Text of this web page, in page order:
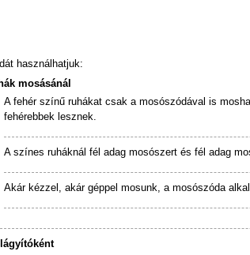
használhatjuk:
mosásánál
A fehér színű ruhákat csak a mosószódával is
fehérebbek lesznek.
A színes ruháknál fél adag mosószert és fél adag
Akár kézzel, akár géppel mosunk, a mosószóda